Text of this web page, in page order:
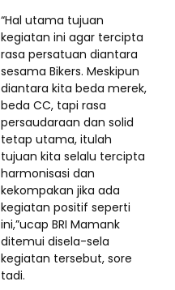
“Hal utama tujuan
kegiatan ini agar tercipta
rasa persatuan diantara
sesama Bikers. Meskipun
diantara kita beda merek,
beda CC, tapi rasa
persaudaraan dan solid
tetap utama, itulah
tujuan kita selalu tercipta
harmonisasi dan
kekompakan jika ada
kegiatan positif seperti
ini,”ucap BRI Mamank
ditemui disela-sela
kegiatan tersebut, sore
tadi.